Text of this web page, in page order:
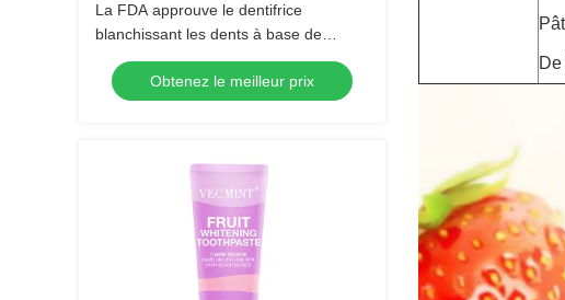
La FDA approuve le dentifrice
blanchissant les dents à base de
plantes et de fruits pour tous les âges
Obtenez le meilleur prix